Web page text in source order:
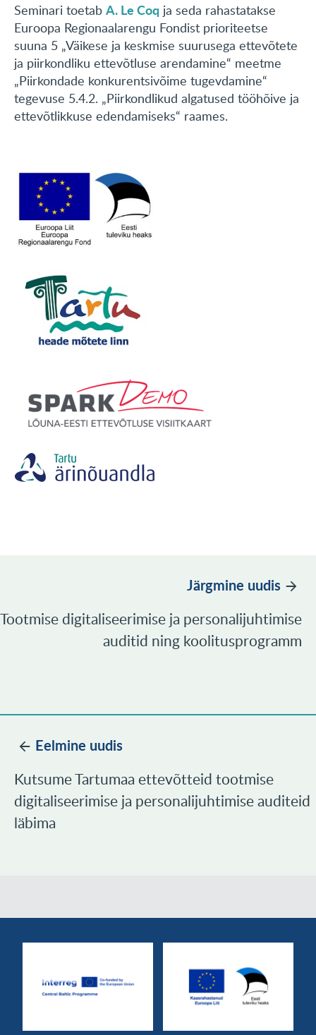
Seminari toetab A. Le Coq ja seda rahastatakse
Euroopa Regionaalarengu Fondist prioriteetse
suuna 5 „Väikese ja keskmise suurusega ettevõtete
ja piirkondliku ettevõtluse arendamine“ meetme
„Piirkondade konkurentsivõime tugevdamine“
tegevuse 5.4.2. „Piirkondlikud algatused tööhõive ja
ettevõtlikkuse edendamiseks“ raames.
Järgmine uudis
Tootmise digitaliseerimise ja personalijuhtimise
auditid ning koolitusprogramm
Eelmine uudis
Kutsume Tartumaa ettevõtteid tootmise
digitaliseerimise ja personalijuhtimise auditeid
läbima